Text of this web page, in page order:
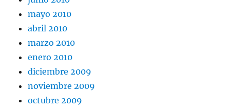
mayo 2010
abril 2010
marzo 2010
enero 2010
diciembre 2009
noviembre 2009
octubre 2009